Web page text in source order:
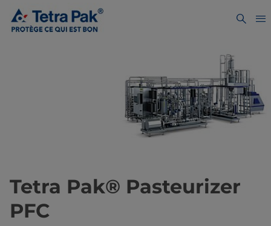
Tetra Pak® Pasteurizer
PFC